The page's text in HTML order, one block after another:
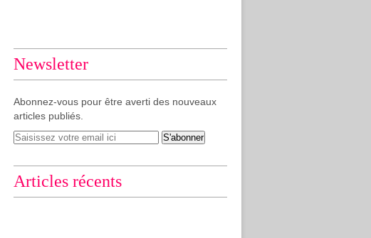
Newsletter
Abonnez-vous pour être averti des nouveaux
articles publiés.
Articles récents